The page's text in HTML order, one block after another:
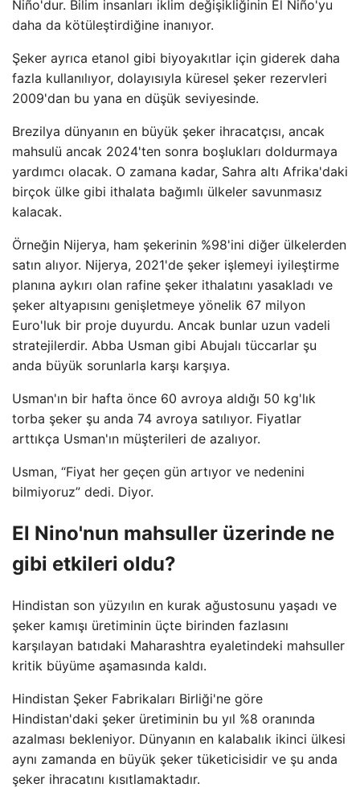
Niño'dur. Bilim insanları iklim değişikliğinin El Niño'yu
daha da kötüleştirdiğine inanıyor.
Şeker ayrıca etanol gibi biyoyakıtlar için giderek daha
fazla kullanılıyor, dolayısıyla küresel şeker rezervleri
2009'dan bu yana en düşük seviyesinde.
Brezilya dünyanın en büyük şeker ihracatçısı, ancak
mahsulü ancak 2024'ten sonra boşlukları doldurmaya
yardımcı olacak. O zamana kadar, Sahra altı Afrika'daki
birçok ülke gibi ithalata bağımlı ülkeler savunmasız
kalacak.
Örneğin Nijerya, ham şekerinin %98'ini diğer ülkelerden
satın alıyor. Nijerya, 2021'de şeker işlemeyi iyileştirme
planına aykırı olan rafine şeker ithalatını yasakladı ve
şeker altyapısını genişletmeye yönelik 67 milyon
Euro'luk bir proje duyurdu. Ancak bunlar uzun vadeli
stratejilerdir. Abba Usman gibi Abujalı tüccarlar şu
anda büyük sorunlarla karşı karşıya.
Usman'ın bir hafta önce 60 avroya aldığı 50 kg'lık
torba şeker şu anda 74 avroya satılıyor. Fiyatlar
arttıkça Usman'ın müşterileri de azalıyor.
Usman, “Fiyat her geçen gün artıyor ve nedenini
bilmiyoruz” dedi. Diyor.
El Nino'nun mahsuller üzerinde ne
gibi etkileri oldu?
Hindistan son yüzyılın en kurak ağustosunu yaşadı ve
şeker kamışı üretiminin üçte birinden fazlasını
karşılayan batıdaki Maharashtra eyaletindeki mahsuller
kritik büyüme aşamasında kaldı.
Hindistan Şeker Fabrikaları Birliği'ne göre
Hindistan'daki şeker üretiminin bu yıl %8 oranında
azalması bekleniyor. Dünyanın en kalabalık ikinci ülkesi
aynı zamanda en büyük şeker tüketicisidir ve şu anda
şeker ihracatını kısıtlamaktadır.